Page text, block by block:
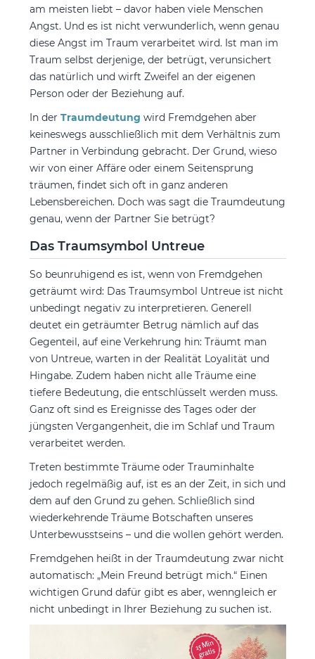
am meisten liebt – davor haben viele Menschen
Angst. Und es ist nicht verwunderlich, wenn genau
diese Angst im Traum verarbeitet wird. Ist man im
Traum selbst derjenige, der betrügt, verunsichert
das natürlich und wirft Zweifel an der eigenen
Person oder der Beziehung auf.
In der Traumdeutung wird Fremdgehen aber
keineswegs ausschließlich mit dem Verhältnis zum
Partner in Verbindung gebracht. Der Grund, wieso
wir von einer Affäre oder einem Seitensprung
träumen, findet sich oft in ganz anderen
Lebensbereichen. Doch was sagt die Traumdeutung
genau, wenn der Partner Sie betrügt?
Das Traumsymbol Untreue
So beunruhigend es ist, wenn von Fremdgehen
geträumt wird: Das Traumsymbol Untreue ist nicht
unbedingt negativ zu interpretieren. Generell
deutet ein geträumter Betrug nämlich auf das
Gegenteil, auf eine Verkehrung hin: Träumt man
von Untreue, warten in der Realität Loyalität und
Hingabe. Zudem haben nicht alle Träume eine
tiefere Bedeutung, die entschlüsselt werden muss.
Ganz oft sind es Ereignisse des Tages oder der
jüngsten Vergangenheit, die im Schlaf und Traum
verarbeitet werden.
Treten bestimmte Träume oder Trauminhalte
jedoch regelmäßig auf, ist es an der Zeit, in sich und
dem auf den Grund zu gehen. Schließlich sind
wiederkehrende Träume Botschaften unseres
Unterbewusstseins – und die wollen gehört werden.
Fremdgehen heißt in der Traumdeutung zwar nicht
automatisch: „Mein Freund betrügt mich.“ Einen
wichtigen Grund dafür gibt es aber, wenngleich er
nicht unbedingt in Ihrer Beziehung zu suchen ist.